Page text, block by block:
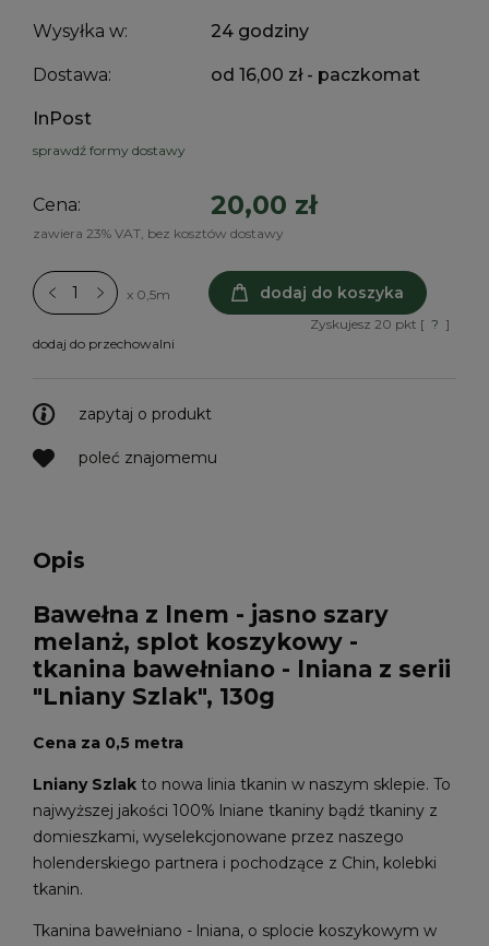
Wysyłka w: 24 godziny
Dostawa: od 16,00 zł - paczkomat
InPost
sprawdź formy dostawy
Cena: 20,00 zł
zawiera 23% VAT, bez kosztów dostawy
x 0,5m dodaj do koszyka
Zyskujesz20 pkt [ ? ]
dodaj do przechowalni
zapytaj o produkt
poleć znajomemu
Opis
Bawełna z lnem - jasno szary
melanż, splot koszykowy -
tkanina bawełniano - lniana z serii
"Lniany Szlak", 130g
Cena za 0,5 metra
Lniany Szlak to nowa linia tkanin w naszym sklepie. To
najwyższej jakości 100% lniane tkaniny bądź tkaniny z
domieszkami, wyselekcjonowane przez naszego
holenderskiego partnera i pochodzące z Chin, kolebki
tkanin.
Tkanina bawełniano - lniana, o splocie koszykowym w